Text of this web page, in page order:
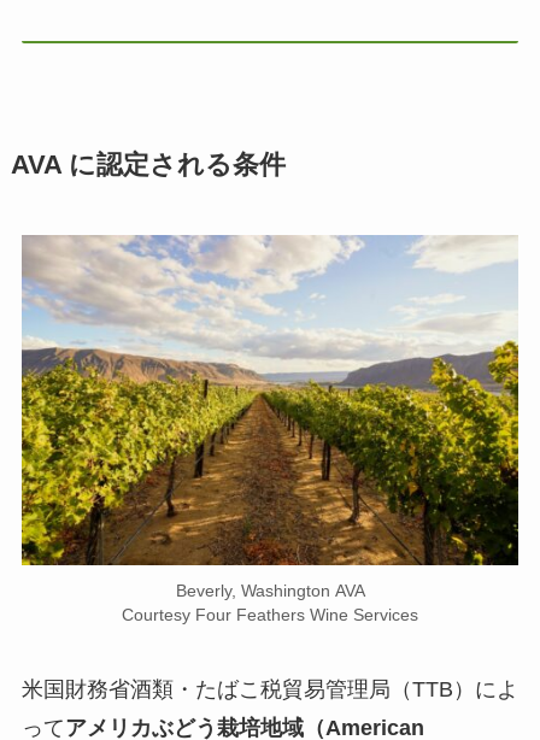
AVA に認定される条件
Beverly, Washington AVA
Courtesy Four Feathers Wine Services
米国財務省酒類・たばこ税貿易管理局（TTB）によ
ってアメリカぶどう栽培地域（American